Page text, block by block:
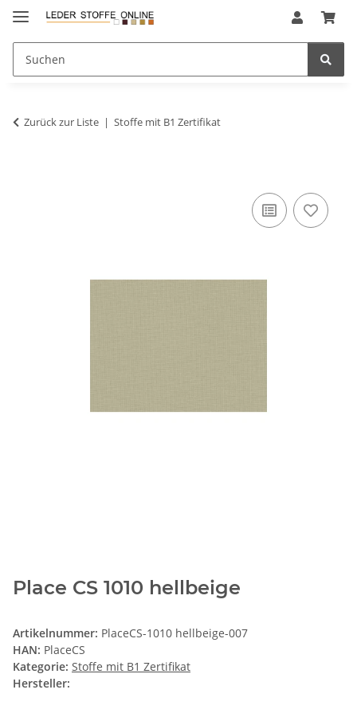
Zurück zur Liste Stoffe mit B1 Zertifikat
Place CS 1010 hellbeige
Artikelnummer: PlaceCS-1010 hellbeige-007
HAN: PlaceCS
Kategorie: Stoffe mit B1 Zertifikat
Hersteller: